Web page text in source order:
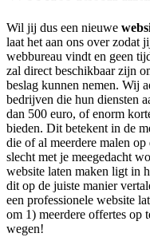
Wil jij dus een nieuwe
laat het aan ons over zodat
webbureau vindt en geen
zal direct beschikbaar zijn
beslag kunnen nemen. Wij
bedrijven die hun diensten
dan 500 euro, of enorm
bieden. Dit betekent in de
die of al meerdere malen
slecht met je meegedacht
website laten maken ligt in
dit op de juiste manier
een professionele website
om 1) meerdere offertes op
wegen!